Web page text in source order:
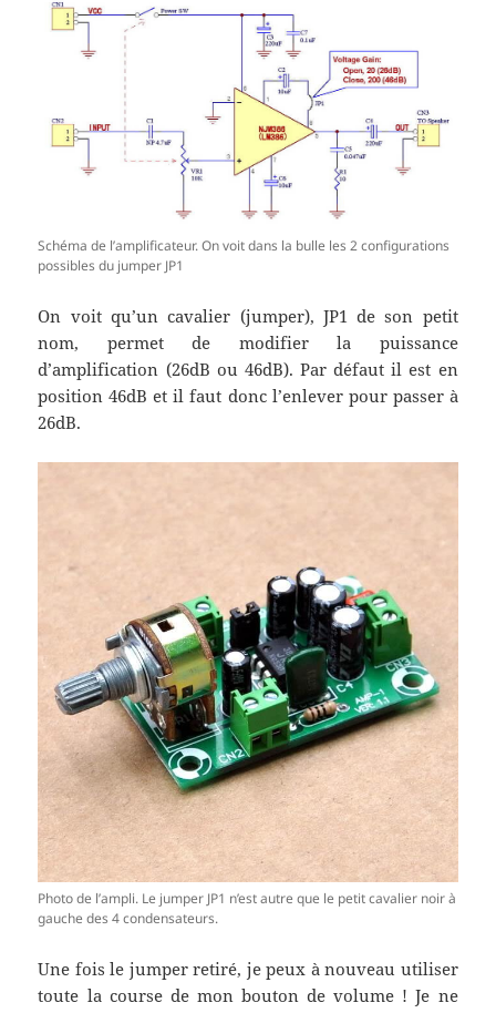
Schéma de l’amplificateur. On voit dans la bulle les 2 configurations
possibles du jumper JP1
On voit qu’un cavalier (jumper), JP1 de son petit
nom, permet de modifier la puissance
d’amplification (26dB ou 46dB). Par défaut il est en
position 46dB et il faut donc l’enlever pour passer à
26dB.
Photo de l’ampli. Le jumper JP1 n’est autre que le petit cavalier noir à
gauche des 4 condensateurs.
Une fois le jumper retiré, je peux à nouveau utiliser
toute la course de mon bouton de volume ! Je ne